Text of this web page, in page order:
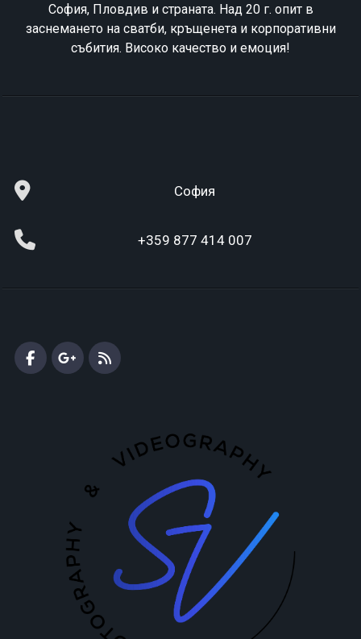
София, Пловдив и страната. Над 20 г. опит в
заснемането на сватби, кръщенета и корпоративни
събития. Високо качество и емоция!
София
+359 877 414 007